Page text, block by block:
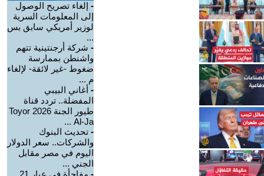
- إلغاء تصريح الوصول
إلى المعلومات السرية
لوزير أمريكي سابق بس
...
- شركة أرجنتينية تتهم
واشنطن بممارسة
ضغوط -غير لائقة- لإلغاء
م ...
- أغاني البيبي
المفضلة.. تردد قناة
طيور الجنة 2026 Toyor
Al-Ja ...
- تحديث البنوك
والشركات.. سعر الدولار
اليوم في مصر مقابل
الجني ...
-
مفاجأة في عيار 21